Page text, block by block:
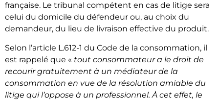
française. Le tribunal compétent en cas de litige sera
celui du domicile du défendeur ou, au choix du
demandeur, du lieu de livraison effective du produit.
Selon l’article L.612-1 du Code de la consommation, il
est rappelé que « tout consommateur a le droit de
recourir gratuitement à un médiateur de la
consommation en vue de la résolution amiable du
litige qui l’oppose à un professionnel. À cet effet, le